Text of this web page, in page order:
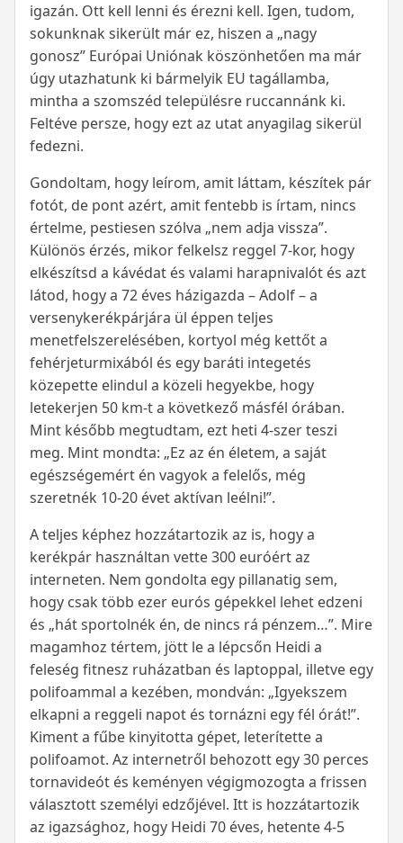
igazán. Ott kell lenni és érezni kell. Igen, tudom,
sokunknak sikerült már ez, hiszen a „nagy
gonosz” Európai Uniónak köszönhetően ma már
úgy utazhatunk ki bármelyik EU tagállamba,
mintha a szomszéd településre ruccannánk ki.
Feltéve persze, hogy ezt az utat anyagilag sikerül
fedezni.
Gondoltam, hogy leírom, amit láttam, készítek pár
fotót, de pont azért, amit fentebb is írtam, nincs
értelme, pestiesen szólva „nem adja vissza”.
Különös érzés, mikor felkelsz reggel 7-kor, hogy
elkészítsd a kávédat és valami harapnivalót és azt
látod, hogy a 72 éves házigazda – Adolf – a
versenykerékpárjára ül éppen teljes
menetfelszerelésében, kortyol még kettőt a
fehérjeturmixából és egy baráti integetés
közepette elindul a közeli hegyekbe, hogy
letekerjen 50 km-t a következő másfél órában.
Mint később megtudtam, ezt heti 4-szer teszi
meg. Mint mondta: „Ez az én életem, a saját
egészségemért én vagyok a felelős, még
szeretnék 10-20 évet aktívan leélni!”.
A teljes képhez hozzátartozik az is, hogy a
kerékpár használtan vette 300 euróért az
interneten. Nem gondolta egy pillanatig sem,
hogy csak több ezer eurós gépekkel lehet edzeni
és „hát sportolnék én, de nincs rá pénzem…”. Mire
magamhoz tértem, jött le a lépcsőn Heidi a
feleség fitnesz ruházatban és laptoppal, illetve egy
polifoammal a kezében, mondván: „Igyekszem
elkapni a reggeli napot és tornázni egy fél órát!”.
Kiment a fűbe kinyitotta gépet, leterítette a
polifoamot. Az internetről behozott egy 30 perces
tornavideót és keményen végigmozogta a frissen
választott személyi edzőjével. Itt is hozzátartozik
az igazsághoz, hogy Heidi 70 éves, hetente 4-5